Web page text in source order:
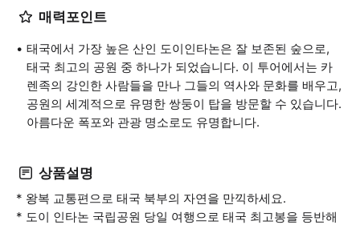
매력포인트
태국에서 가장 높은 산인 도이인타논은 잘 보존된 숲으로,
태국 최고의 공원 중 하나가 되었습니다. 이 투어에서는 카
렌족의 강인한 사람들을 만나 그들의 역사와 문화를 배우고,
공원의 세계적으로 유명한 쌍둥이 탑을 방문할 수 있습니다.
아름다운 폭포와 관광 명소로도 유명합니다.
상품설명
* 왕복 교통편으로 태국 북부의 자연을 만끽하세요.
* 도이 인타논 국립공원 당일 여행으로 태국 최고봉을 등반해